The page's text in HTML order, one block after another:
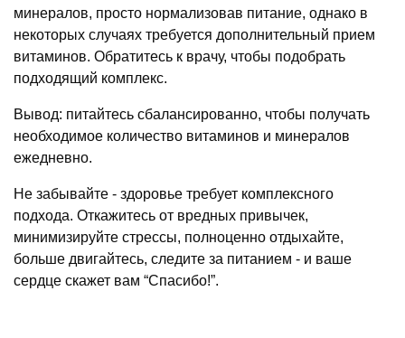
минералов, просто нормализовав питание, однако в
некоторых случаях требуется дополнительный прием
витаминов. Обратитесь к врачу, чтобы подобрать
подходящий комплекс.
Вывод: питайтесь сбалансированно, чтобы получать
необходимое количество витаминов и минералов
ежедневно.
Не забывайте - здоровье требует комплексного
подхода. Откажитесь от вредных привычек,
минимизируйте стрессы, полноценно отдыхайте,
больше двигайтесь, следите за питанием - и ваше
сердце скажет вам “Спасибо!”.